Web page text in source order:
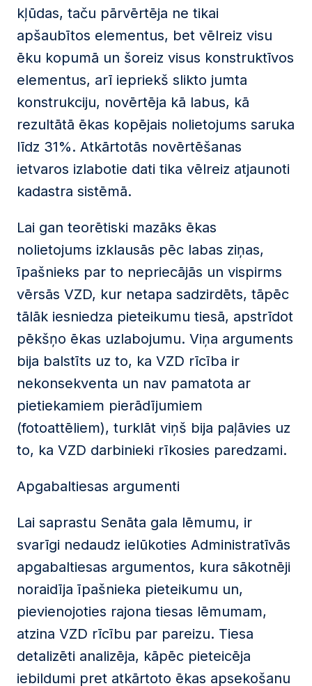
kļūdas, taču pārvērtēja ne tikai
apšaubītos elementus, bet vēlreiz visu
ēku kopumā un šoreiz visus konstruktīvos
elementus, arī iepriekš slikto jumta
konstrukciju, novērtēja kā labus, kā
rezultātā ēkas kopējais nolietojums saruka
līdz 31%. Atkārtotās novērtēšanas
ietvaros izlabotie dati tika vēlreiz atjaunoti
kadastra sistēmā.
Lai gan teorētiski mazāks ēkas
nolietojums izklausās pēc labas ziņas,
īpašnieks par to nepriecājās un vispirms
vērsās VZD, kur netapa sadzirdēts, tāpēc
tālāk iesniedza pieteikumu tiesā, apstrīdot
pēkšņo ēkas uzlabojumu. Viņa arguments
bija balstīts uz to, ka VZD rīcība ir
nekonsekventa un nav pamatota ar
pietiekamiem pierādījumiem
(fotoattēliem), turklāt viņš bija paļāvies uz
to, ka VZD darbinieki rīkosies paredzami.
Apgabaltiesas argumenti
Lai saprastu Senāta gala lēmumu, ir
svarīgi nedaudz ielūkoties Administratīvās
apgabaltiesas argumentos, kura sākotnēji
noraidīja īpašnieka pieteikumu un,
pievienojoties rajona tiesas lēmumam,
atzina VZD rīcību par pareizu. Tiesa
detalizēti analizēja, kāpēc pieteicēja
iebildumi pret atkārtoto ēkas apsekošanu